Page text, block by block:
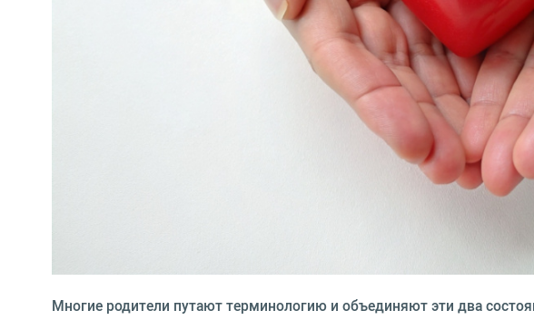
Многие родители путают терминологию и объединяют эти два